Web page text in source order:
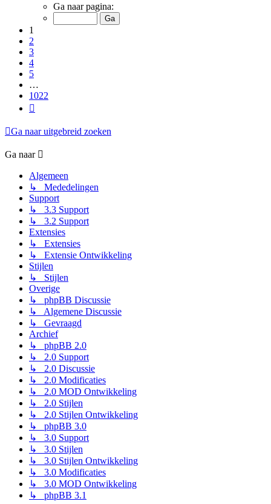
van
1022
Ga naar pagina:
1
2
3
4
5
…
1022
Ga naar uitgebreid zoeken
Ga naar
Algemeen
↳ Mededelingen
Support
↳ 3.3 Support
↳ 3.2 Support
Extensies
↳ Extensies
↳ Extensie Ontwikkeling
Stijlen
↳ Stijlen
Overige
↳ phpBB Discussie
↳ Algemene Discussie
↳ Gevraagd
Archief
↳ phpBB 2.0
↳ 2.0 Support
↳ 2.0 Discussie
↳ 2.0 Modificaties
↳ 2.0 MOD Ontwikkeling
↳ 2.0 Stijlen
↳ 2.0 Stijlen Ontwikkeling
↳ phpBB 3.0
↳ 3.0 Support
↳ 3.0 Stijlen
↳ 3.0 Stijlen Ontwikkeling
↳ 3.0 Modificaties
↳ 3.0 MOD Ontwikkeling
↳ phpBB 3.1